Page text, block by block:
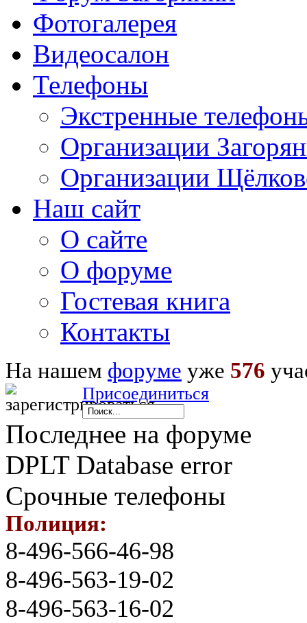
Фотогалерея
Видеосалон
Телефоны
Экстренные
Организации
Организации
Наш сайт
О сайте
О форуме
Гостевая книга
Контакты
На нашем форуме уже 576
Присоединиться
Последнее на форуме
DPLT Database error
Срочные телефоны
Полиция:
8-496-566-46-98
8-496-563-19-02
8-496-563-16-02